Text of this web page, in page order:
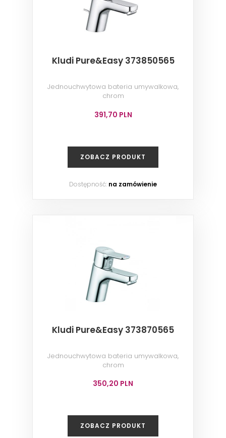
Kludi Pure&Easy 373850565
Jednouchwytowa bateria umywalkowa,
chrom
391,70 PLN
ZOBACZ PRODUKT
Dostępność: na zamówienie
Kludi Pure&Easy 373870565
Jednouchwytowa bateria umywalkowa,
chrom
350,20 PLN
ZOBACZ PRODUKT